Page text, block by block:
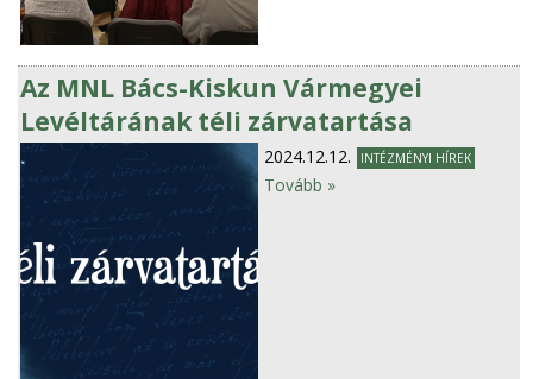
Az MNL Bács-Kiskun Vármegyei
Levéltárának téli zárvatartása
2024.12.12. INTÉZMÉNYI HÍREK
Tovább »